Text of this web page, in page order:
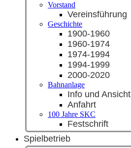
Vorstand
Vereinsführung
Geschichte
1900-1960
1960-1974
1974-1994
1994-1999
2000-2020
Bahnanlage
Info und Ansicht
Anfahrt
100 Jahre SKC
Festschrift
Spielbetrieb